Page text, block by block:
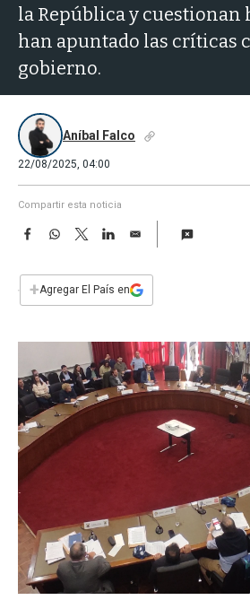
la República y cuestionan
han apuntado las críticas
gobierno.
Aníbal Falco
22/08/2025, 04:00
Compartir esta noticia
F
e
b
W
s
T
w
t
L
n
E
i
l
+Agregar El País en